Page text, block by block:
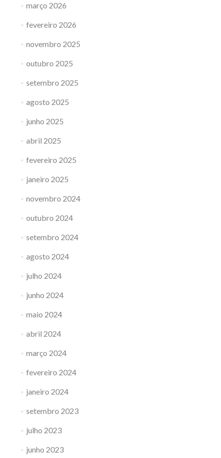
março 2026
fevereiro 2026
novembro 2025
outubro 2025
setembro 2025
agosto 2025
junho 2025
abril 2025
fevereiro 2025
janeiro 2025
novembro 2024
outubro 2024
setembro 2024
agosto 2024
julho 2024
junho 2024
maio 2024
abril 2024
março 2024
fevereiro 2024
janeiro 2024
setembro 2023
julho 2023
junho 2023